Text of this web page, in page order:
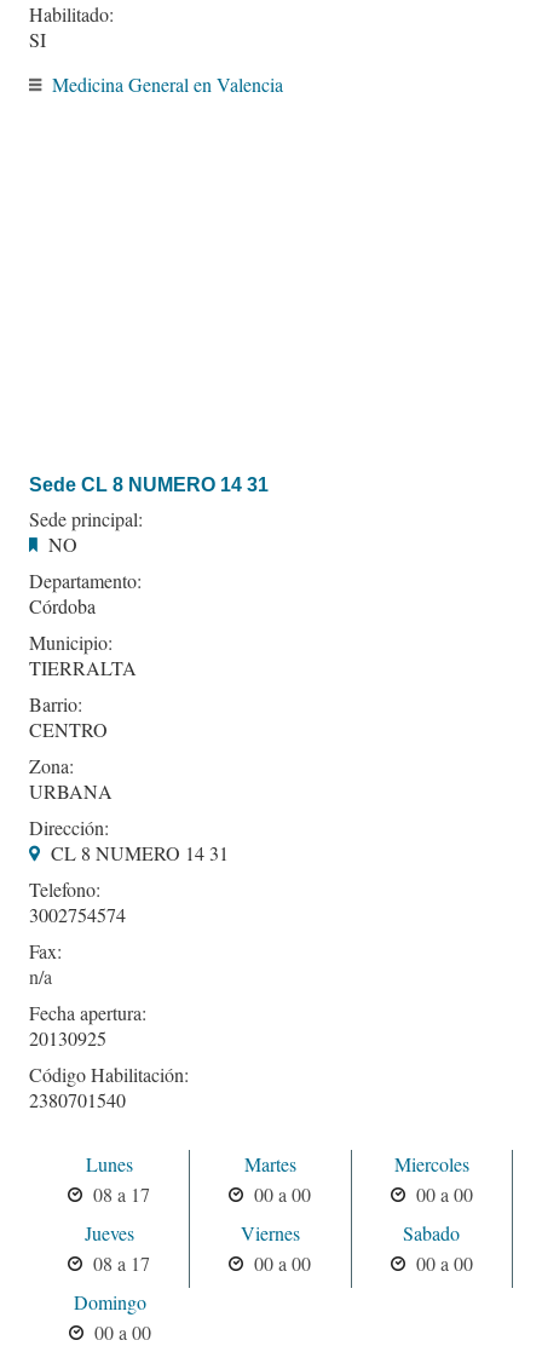
Habilitado:
SI
Medicina General en Valencia
Sede CL 8 NUMERO 14 31
Sede principal:
NO
Departamento:
Córdoba
Municipio:
TIERRALTA
Barrio:
CENTRO
Zona:
URBANA
Dirección:
CL 8 NUMERO 14 31
Telefono:
3002754574
Fax:
Fecha apertura:
20130925
Código Habilitación:
2380701540
Lunes
08 a 17
Martes
00 a 00
Miercoles
00 a 00
Jueves
08 a 17
Viernes
00 a 00
Sabado
00 a 00
Domingo
00 a 00